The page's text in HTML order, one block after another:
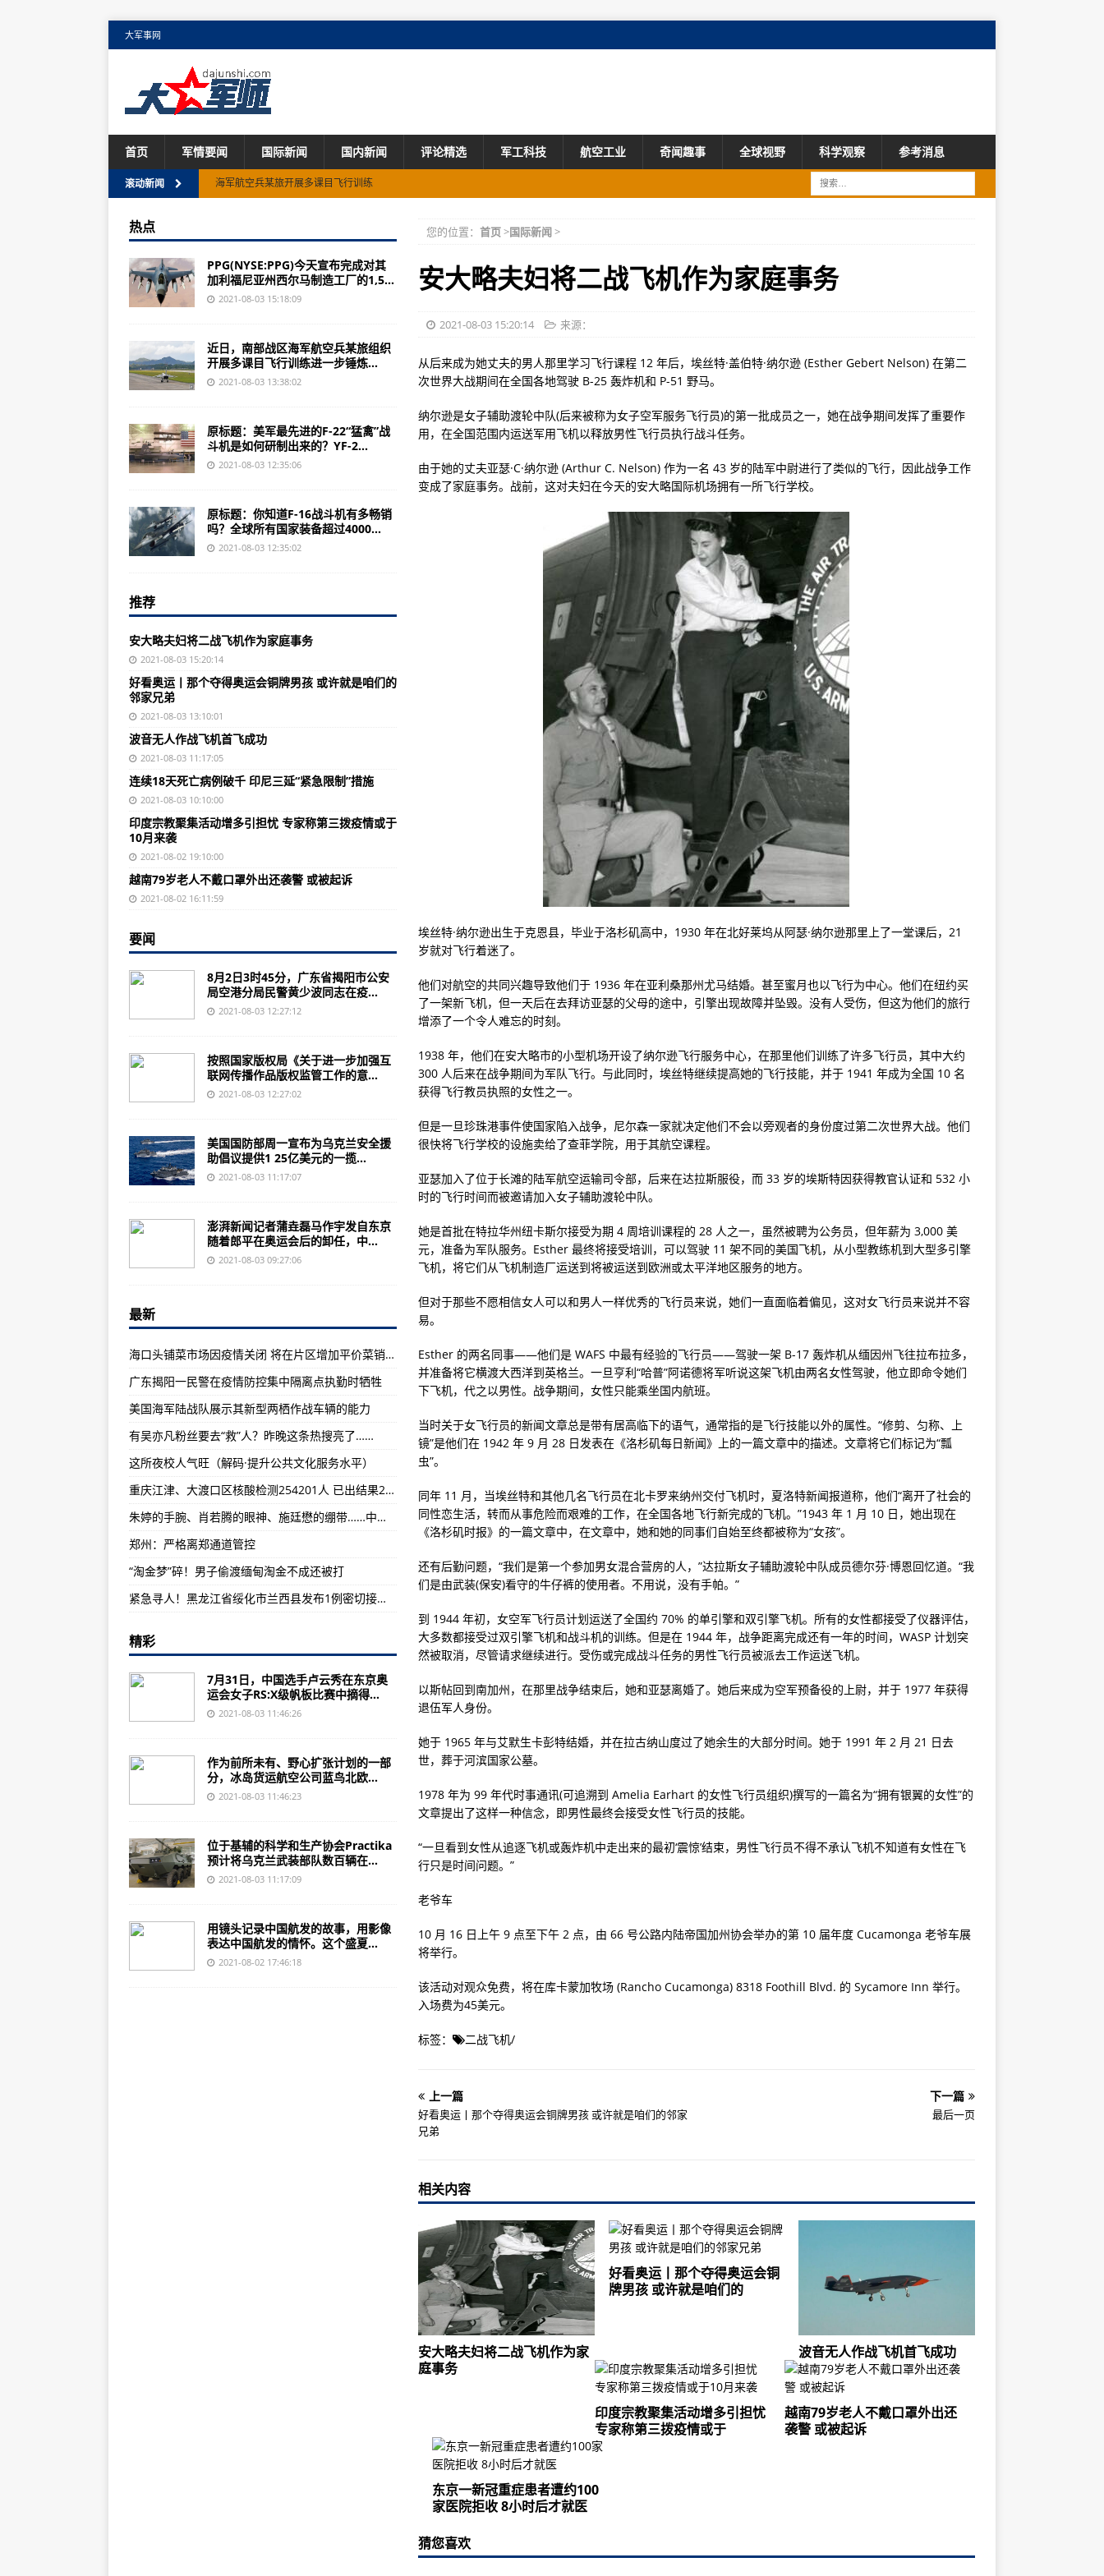
大军事网
首页 军情要闻 国际新闻 国内新闻 评论精选 军工科技 航空工业 奇闻趣事 全球视野 科学观察 参考消息
滚动新闻
海军航空兵某旅开展多课目飞行训练
好看奥运丨那个夺得奥运会铜牌男孩 或许就是咱们的邻家兄弟
32评东京奥运：谢谢郎平！郎平再见！
美军最先进的F-22“猛禽”战斗机是如何研制出来的？
解放军军舰尾随英航母过巴士海峡 台军战机紧急起飞
美国C-130“大力神”运输机坠毁集锦 遍布地球南北极都有
悲痛！一民警在疫情防控集中隔离点执勤时牺牲
扬州：已有1个高风险29个中风险地区 已排查出密切和次密接3235人
海口头铺菜市场因疫情关闭 将在片区增加平价菜销售点
扬州：因疫情滞留旅客求助 30分钟内工作专班必须跟进
扬州19家农产品供应头部企业向市民公开承诺：不乱加价
奥运进行时，中国帆船帆板运动协会向气动院发来感谢信！
航宇举办首届开放日活动
乌机场分公司航空安全保卫部开展岗位大练兵活动
蓝鸟北欧航空2024年将前新增25架波音B737-800货机
波音无人作战飞机首飞成功
五角大楼宣布向乌克兰提供1.25亿美元的军事援助
美国海军陆战队展示其新型两栖作战车辆的能力
F-35B隐形飞机开始在意大利海军航空母舰上进行海试
Numerica为反无人机系统开发新的3D雷达
连续18天死亡病例破千 印尼三延“紧急限制”措施
德国护卫舰今日起程前往印太 还希望访问上海
印度空军比中国空军更有优势？
美披露去年F-22坠毁原因：维护不当，飞控系统失灵
俄米格集团推出三款隐身战机 与苏霍伊竞争
中国游泳东京奥运摘金夺银秘密居然是它！
北约战机在波罗的海上遇到罕见“怪异”电子战飞机
有吴亦凡粉丝要去“救”人？昨晚这条热搜亮了……
郎平之后，谁来掌舵中国女排？
“想要出成绩，管理就得严和细”（奥林匹克与我）
这所夜校人气旺（解码·提升公共文化服务水平）
安大略夫妇将二战飞机作为家庭事务
投资提高F-35和其他军用航空透明材料的能力
您的位置： 首页>国际新闻>
安大略夫妇将二战飞机作为家庭事务
2021-08-03 15:20:14 来源：
从后来成为她丈夫的男人那里学习飞行课程 12 年后，埃丝特·盖伯特·纳尔逊 (Esther Gebert Nelson) 在第二
次世界大战期间在全国各地驾驶 B-25 轰炸机和 P-51 野马。
纳尔逊是女子辅助渡轮中队(后来被称为女子空军服务飞行员)的第一批成员之一，她在战争期间发挥了重要作
用，在全国范围内运送军用飞机以释放男性飞行员执行战斗任务。
由于她的丈夫亚瑟·C·纳尔逊 (Arthur C. Nelson) 作为一名 43 岁的陆军中尉进行了类似的飞行，因此战争工作
变成了家庭事务。战前，这对夫妇在今天的安大略国际机场拥有一所飞行学校。
埃丝特·纳尔逊出生于克恩县，毕业于洛杉矶高中，1930 年在北好莱坞从阿瑟·纳尔逊那里上了一堂课后，21
岁就对飞行着迷了。
他们对航空的共同兴趣导致他们于 1936 年在亚利桑那州尤马结婚。甚至蜜月也以飞行为中心。他们在纽约买
了一架新飞机，但一天后在去拜访亚瑟的父母的途中，引擎出现故障并坠毁。没有人受伤，但这为他们的旅行
增添了一个令人难忘的时刻。
1938 年，他们在安大略市的小型机场开设了纳尔逊飞行服务中心，在那里他们训练了许多飞行员，其中大约
300 人后来在战争期间为军队飞行。与此同时，埃丝特继续提高她的飞行技能，并于 1941 年成为全国 10 名
获得飞行教员执照的女性之一。
但是一旦珍珠港事件使国家陷入战争，尼尔森一家就决定他们不会以旁观者的身份度过第二次世界大战。他们
很快将飞行学校的设施卖给了查菲学院，用于其航空课程。
亚瑟加入了位于长滩的陆军航空运输司令部，后来在达拉斯服役，而 33 岁的埃斯特因获得教官认证和 532 小
时的飞行时间而被邀请加入女子辅助渡轮中队。
她是首批在特拉华州纽卡斯尔接受为期 4 周培训课程的 28 人之一，虽然被聘为公务员，但年薪为 3,000 美
元，准备为军队服务。Esther 最终将接受培训，可以驾驶 11 架不同的美国飞机，从小型教练机到大型多引擎
飞机，将它们从飞机制造厂运送到将被运送到欧洲或太平洋地区服务的地方。
但对于那些不愿相信女人可以和男人一样优秀的飞行员来说，她们一直面临着偏见，这对女飞行员来说并不容
易。
Esther 的两名同事——他们是 WAFS 中最有经验的飞行员——驾驶一架 B-17 轰炸机从缅因州飞往拉布拉多，
并准备将它横渡大西洋到英格兰。一旦亨利“哈普”阿诺德将军听说这架飞机由两名女性驾驶，他立即命令她们
下飞机，代之以男性。战争期间，女性只能乘坐国内航班。
当时关于女飞行员的新闻文章总是带有居高临下的语气，通常指的是飞行技能以外的属性。“修剪、匀称、上
镜”是他们在 1942 年 9 月 28 日发表在《洛杉矶每日新闻》上的一篇文章中的描述。文章将它们标记为“瓢
虫”。
同年 11 月，当埃丝特和其他几名飞行员在北卡罗来纳州交付飞机时，夏洛特新闻报道称，他们“离开了社会的
同性恋生活，转而从事危险而艰难的工作，在全国各地飞行新完成的飞机。”1943 年 1 月 10 日，她出现在
《洛杉矶时报》的一篇文章中，在文章中，她和她的同事们自始至终都被称为“女孩”。
还有后勤问题，“我们是第一个参加男女混合营房的人，”达拉斯女子辅助渡轮中队成员德尔芬·博恩回忆道。“我
们是由武装(保安)看守的牛仔裤的使用者。不用说，没有手帕。”
到 1944 年初，女空军飞行员计划运送了全国约 70% 的单引擎和双引擎飞机。所有的女性都接受了仪器评估，
大多数都接受过双引擎飞机和战斗机的训练。但是在 1944 年，战争距离完成还有一年的时间，WASP 计划突
然被取消，尽管请求继续进行。受伤或完成战斗任务的男性飞行员被派去工作运送飞机。
以斯帖回到南加州，在那里战争结束后，她和亚瑟离婚了。她后来成为空军预备役的上尉，并于 1977 年获得
退伍军人身份。
她于 1965 年与艾默生卡彭特结婚，并在拉古纳山度过了她余生的大部分时间。她于 1991 年 2 月 21 日去
世，葬于河滨国家公墓。
1978 年为 99 年代时事通讯(可追溯到 Amelia Earhart 的女性飞行员组织)撰写的一篇名为“拥有银翼的女性”的
文章提出了这样一种信念，即男性最终会接受女性飞行员的技能。
“一旦看到女性从追逐飞机或轰炸机中走出来的最初‘震惊’结束，男性飞行员不得不承认飞机不知道有女性在飞
行只是时间问题。”
老爷车
10 月 16 日上午 9 点至下午 2 点，由 66 号公路内陆帝国加州协会举办的第 10 届年度 Cucamonga 老爷车展
将举行。
该活动对观众免费，将在库卡蒙加牧场 (Rancho Cucamonga) 8318 Foothill Blvd. 的 Sycamore Inn 举行。
入场费为45美元。
标签： 二战飞机/
上一篇
好看奥运丨那个夺得奥运会铜牌男孩 或许就是咱们的邻家
兄弟
下一篇
最后一页
相关内容
安大略夫妇将二战飞机作为家
庭事务
好看奥运丨那个夺得奥运会铜
牌男孩 或许就是咱们的
波音无人作战飞机首飞成功
印度宗教聚集活动增多引担忧
专家称第三拨疫情或于
越南79岁老人不戴口罩外出还
袭警 或被起诉
东京一新冠重症患者遭约100
家医院拒收 8小时后才就医
猜您喜欢
热点
PPG(NYSE:PPG)今天宣布完成对其
加利福尼亚州西尔马制造工厂的1,5...
2021-08-03 15:18:09
近日，南部战区海军航空兵某旅组织
开展多课目飞行训练进一步锤炼...
2021-08-03 13:38:02
原标题：美军最先进的F-22“猛禽”战
斗机是如何研制出来的？YF-2...
2021-08-03 12:35:06
原标题：你知道F-16战斗机有多畅销
吗？全球所有国家装备超过4000...
2021-08-03 12:35:02
推荐
安大略夫妇将二战飞机作为家庭事务
2021-08-03 15:20:14
好看奥运丨那个夺得奥运会铜牌男孩 或许就是咱们的
邻家兄弟
2021-08-03 13:10:01
波音无人作战飞机首飞成功
2021-08-03 11:17:05
连续18天死亡病例破千 印尼三延“紧急限制”措施
2021-08-03 10:10:00
印度宗教聚集活动增多引担忧 专家称第三拨疫情或于
10月来袭
2021-08-02 19:10:00
越南79岁老人不戴口罩外出还袭警 或被起诉
2021-08-02 16:11:59
要闻
8月2日3时45分，广东省揭阳市公安
局空港分局民警黄少波同志在疫...
2021-08-03 12:27:12
按照国家版权局《关于进一步加强互
联网传播作品版权监管工作的意...
2021-08-03 12:27:02
美国国防部周一宣布为乌克兰安全援
助倡议提供1 25亿美元的一揽...
2021-08-03 11:17:07
澎湃新闻记者蒲垚磊马作宇发自东京
随着郎平在奥运会后的卸任，中...
2021-08-03 09:27:06
最新
海口头铺菜市场因疫情关闭 将在片区增加平价菜销售点
广东揭阳一民警在疫情防控集中隔离点执勤时牺牲
美国海军陆战队展示其新型两栖作战车辆的能力
有吴亦凡粉丝要去“救”人？昨晚这条热搜亮了……
这所夜校人气旺（解码·提升公共文化服务水平）
重庆江津、大渡口区核酸检测254201人 已出结果250453人均为阴性
朱婷的手腕、肖若腾的眼神、施廷懋的绷带……中国奥运军团，是我们永远的骄傲
郑州：严格离郑通道管控
“淘金梦”碎！男子偷渡缅甸淘金不成还被打
紧急寻人！黑龙江省绥化市兰西县发布1例密切接触者行程轨迹
精彩
7月31日，中国选手卢云秀在东京奥
运会女子RS:X级帆板比赛中摘得...
2021-08-03 11:46:26
作为前所未有、野心扩张计划的一部
分，冰岛货运航空公司蓝鸟北欧...
2021-08-03 11:46:23
位于基辅的科学和生产协会Practika
预计将乌克兰武装部队数百辆在...
2021-08-03 11:17:09
用镜头记录中国航发的故事，用影像
表达中国航发的情怀。这个盛夏...
2021-08-02 17:46:18